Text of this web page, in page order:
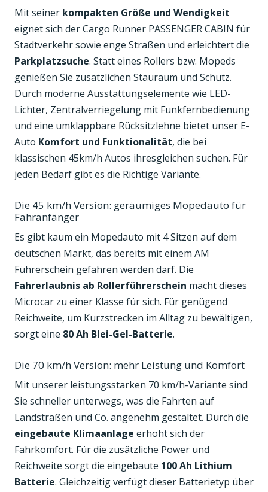
Mit seiner kompakten Größe und Wendigkeit
eignet sich der Cargo Runner PASSENGER CABIN für
Stadtverkehr sowie enge Straßen und erleichtert die
Parkplatzsuche. Statt eines Rollers bzw. Mopeds
genießen Sie zusätzlichen Stauraum und Schutz.
Durch moderne Ausstattungselemente wie LED-
Lichter, Zentralverriegelung mit Funkfernbedienung
und eine umklappbare Rücksitzlehne bietet unser E-
Auto Komfort und Funktionalität, die bei
klassischen 45km/h Autos ihresgleichen suchen. Für
jeden Bedarf gibt es die Richtige Variante.
Die 45 km/h Version: geräumiges Mopedauto für
Fahranfänger
Es gibt kaum ein Mopedauto mit 4 Sitzen auf dem
deutschen Markt, das bereits mit einem AM
Führerschein gefahren werden darf. Die
Fahrerlaubnis ab Rollerführerschein macht dieses
Microcar zu einer Klasse für sich. Für genügend
Reichweite, um Kurzstrecken im Alltag zu bewältigen,
sorgt eine 80 Ah Blei-Gel-Batterie.
Die 70 km/h Version: mehr Leistung und Komfort
Mit unserer leistungsstarken 70 km/h-Variante sind
Sie schneller unterwegs, was die Fahrten auf
Landstraßen und Co. angenehm gestaltet. Durch die
eingebaute Klimaanlage erhöht sich der
Fahrkomfort. Für die zusätzliche Power und
Reichweite sorgt die eingebaute 100 Ah Lithium
Batterie. Gleichzeitig verfügt dieser Batterietyp über